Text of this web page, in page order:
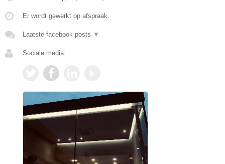
Er wordt gewerkt op afspraak.
Laatste facebook posts ▼
Sociale media: